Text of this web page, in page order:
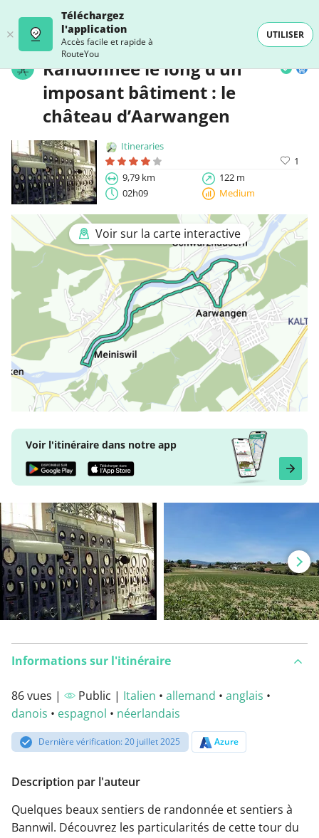
Téléchargez
l'application
Accès facile et rapide à
RouteYou
UTILISER
Randonnée le long d’un
imposant bâtiment : le
château d’Aarwangen
Itineraries
1
9,79 km
122 m
02h09
Medium
Voir sur la carte interactive
Voir l'itinéraire dans notre app
Informations sur l'itinéraire
86 vues | Public | Italien • allemand • anglais •
danois • espagnol • néerlandais
Dernière vérification: 20 juillet 2025 Azure
Description par l'auteur
Quelques beaux sentiers de randonnée et sentiers à
Bannwil. Découvrez les particularités de cette tour du